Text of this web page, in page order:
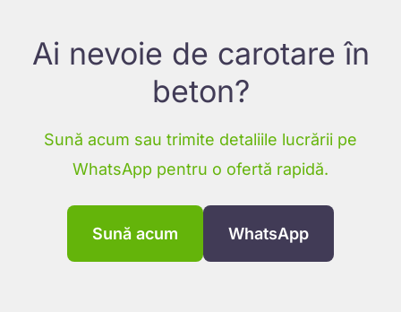
Ai nevoie de carotare în
beton?
Sună acum sau trimite detaliile lucrării pe
WhatsApp pentru o ofertă rapidă.
Sună acum WhatsApp